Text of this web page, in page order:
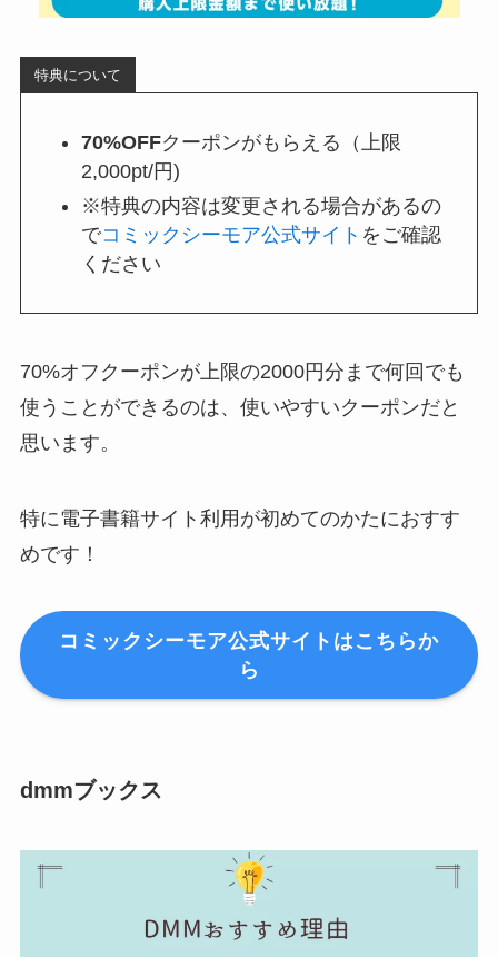
特典について
70%OFFクーポンがもらえる（上限
2,000pt/円)
※特典の内容は変更される場合があるの
でコミックシーモア公式サイト をご確認
ください
70%オフクーポンが上限の2000円分まで何回でも
使うことができるのは、使いやすいクーポンだと
思います。
特に電子書籍サイト利用が初めてのかたにおすす
めです！
コミックシーモア公式サイトはこちらか
ら
dmmブックス